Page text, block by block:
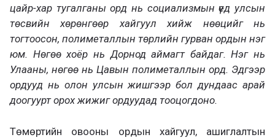
цайр-хар тугалганы орд нь социализмын үед улсын
төсвийн хөрөнгөөр хайгуул хийж нөөцийг нь
тогтоосон, полиметаллын төрлийн гурван ордын нэг
юм. Нөгөө хоёр нь Дорнод аймагт байдаг. Нэг нь
Улааны, нөгөө нь Цавын полиметаллын орд. Эдгээр
ордууд нь олон улсын жишгээр бол дундаас арай
доогуурт орох жижиг ордуудад тооцогдоно.
Төмөртийн овооны ордын хайгуул, ашиглалтын